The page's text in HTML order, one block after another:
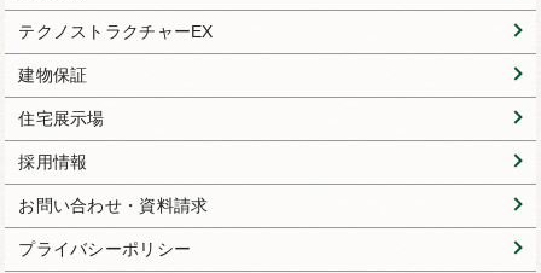
テクノストラクチャーEX
建物保証
住宅展示場
採用情報
お問い合わせ・資料請求
プライバシーポリシー